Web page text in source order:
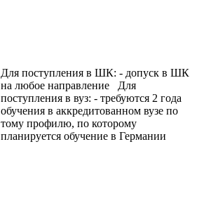
Для поступления в ШК: - допуск в ШК
на любое направление Для
поступления в вуз: - требуются 2 года
обучения в аккредитованном вузе по
тому профилю, по которому
планируется обучение в Германии